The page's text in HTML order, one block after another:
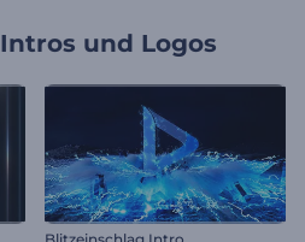
Intros und Logos